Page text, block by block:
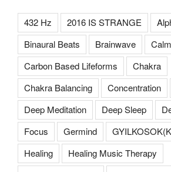
432 Hz 2016 IS STRANGE
Binaural Beats
Brainwave
Carbon Based Lifeforms
Chakra
Chakra Balancing
Concentration
Deep Meditation
Deep Sleep
Focus
Germind
Healing
Healing Music Therapy